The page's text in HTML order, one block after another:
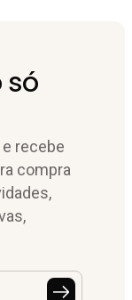
só
recebe
compra